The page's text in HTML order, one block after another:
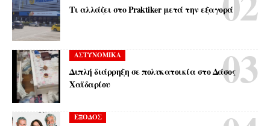
Τι αλλάζει στο Praktiker μετά την εξαγορά
ΑΣΤΥΝΟΜΙΚΑ
Διπλή διάρρηξη σε πολυκατοικία στο Δάσος
Χαϊδαρίου
ΕΞΟΔΟΣ